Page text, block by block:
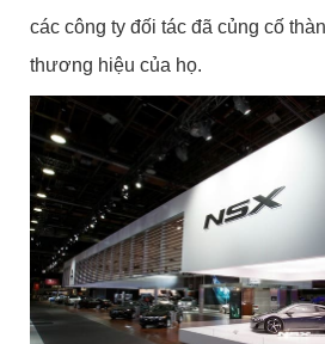
các công ty đối tác đã củng cố
thương hiệu của họ.